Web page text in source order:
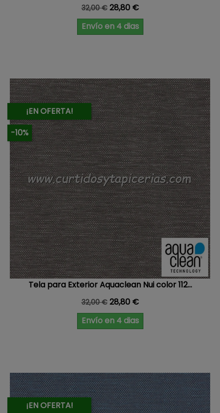
Precio base
32,00 € Precio
28,80 €
Envío en 4 dias
¡EN OFERTA!
-10%
Tela para Exterior Aquaclean Nui color 112...
Precio base
32,00 € Precio
28,80 €
Envío en 4 dias
¡EN OFERTA!